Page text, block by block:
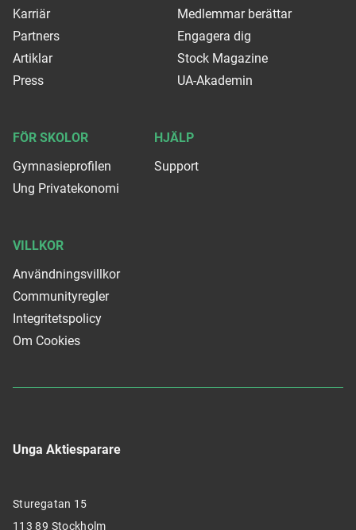
Unga Aktiesparare
Sturegatan 15
113 89 Stockholm
Karriär
Partners
Artiklar
Press
Medlemmar berättar
Engagera dig
Stock Magazine
UA-Akademin
FÖR SKOLOR
Gymnasieprofilen
Ung Privatekonomi
HJÄLP
Support
VILLKOR
Användningsvillkor
Communityregler
Integritetspolicy
Om Cookies